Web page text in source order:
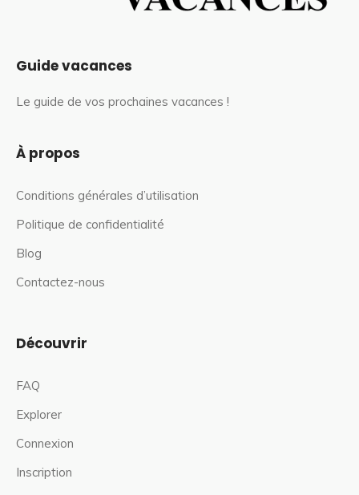
Guide vacances
Le guide de vos prochaines vacances !
À propos
Conditions générales d’utilisation
Politique de confidentialité
Blog
Contactez-nous
Découvrir
FAQ
Explorer
Connexion
Inscription